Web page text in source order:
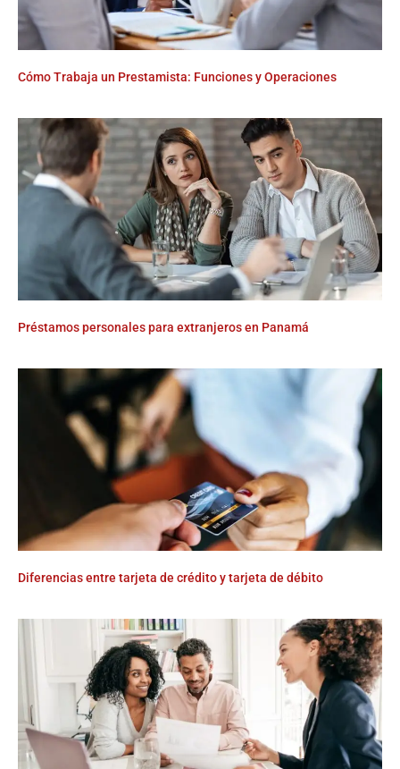
Cómo Trabaja un Prestamista: Funciones y Operaciones
Préstamos personales para extranjeros en Panamá
Diferencias entre tarjeta de crédito y tarjeta de débito